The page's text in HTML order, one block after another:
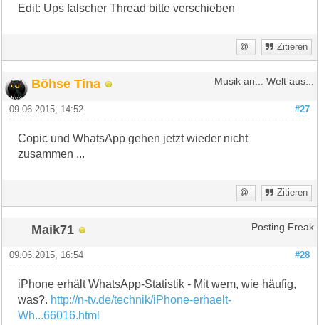
Edit: Ups falscher Thread bitte verschieben
Zitieren
Böhse Tina Musik an... Welt aus...
#27
09.06.2015, 14:52
Copic und WhatsApp gehen jetzt wieder nicht
zusammen ...
Zitieren
Maik71 Posting Freak
#28
09.06.2015, 16:54
iPhone erhält WhatsApp-Statistik - Mit wem, wie häufig,
was?. http://n-tv.de/technik/iPhone-erhaelt-
Wh...66016.html